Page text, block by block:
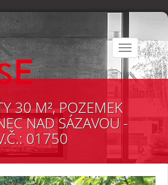
Toggle
navigation
30 M², POZEMEK
NAD SÁZAVOU -
01750